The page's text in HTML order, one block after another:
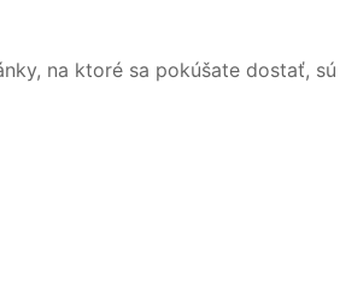
na ktoré sa pokúšate dostať,